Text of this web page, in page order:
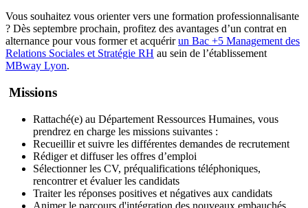
Vous souhaitez vous orienter vers une formation professionnalisante
? Dès septembre prochain, profitez des avantages d’un contrat en
alternance pour vous former et acquérirun Bac +5 Management des
Relations Sociales et Stratégie RH au sein de l’établissement
MBway Lyon.
Missions
Rattaché(e) au Département Ressources Humaines, vous
prendrez en charge les missions suivantes :
Recueillir et suivre les différentes demandes de recrutement
Rédiger et diffuser les offres d’emploi
Sélectionner les CV, préqualifications téléphoniques,
rencontrer et évaluer les candidats
Traiter les réponses positives et négatives aux candidats
Animer le parcours d'intégration des nouveaux embauchés